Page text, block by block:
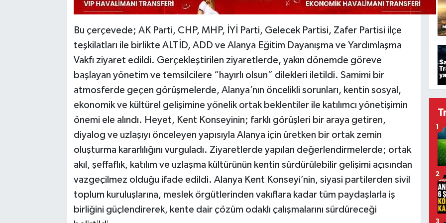
Bu çerçevede; AK Parti, CHP, MHP, İYİ Parti, Gelecek Partisi, Zafer Partisi ilçe
teşkilatları ile birlikte ALTİD, ADD ve Alanya Eğitim Dayanışma ve Yardımlaşma
Vakfı ziyaret edildi. Gerçekleştirilen ziyaretlerde, yakın dönemde göreve
başlayan yönetim ve temsilcilere “hayırlı olsun” dilekleri iletildi. Samimi bir
atmosferde geçen görüşmelerde, Alanya’nın öncelikli sorunları, kentin sosyal,
ekonomik ve kültürel gelişimine yönelik ortak beklentiler ile katılımcı yönetişimin
önemi ele alındı. Heyet, Kent Konseyinin; farklı görüşleri bir araya getiren,
diyalog ve uzlaşıyı önceleyen yapısıyla Alanya için üretken bir ortak zemin
oluşturma kararlılığını vurguladı. Ziyaretlerde yapılan değerlendirmelerde; ortak
akıl, şeffaflık, katılım ve uzlaşma kültürünün kentin sürdürülebilir gelişimi açısından
vazgeçilmez olduğu ifade edildi. Alanya Kent Konseyi’nin, siyasi partilerden sivil
toplum kuruluşlarına, meslek örgütlerinden vakıflara kadar tüm paydaşlarla iş
birliğini güçlendirerek, kente dair çözüm odaklı çalışmalarını sürdüreceği
1
2